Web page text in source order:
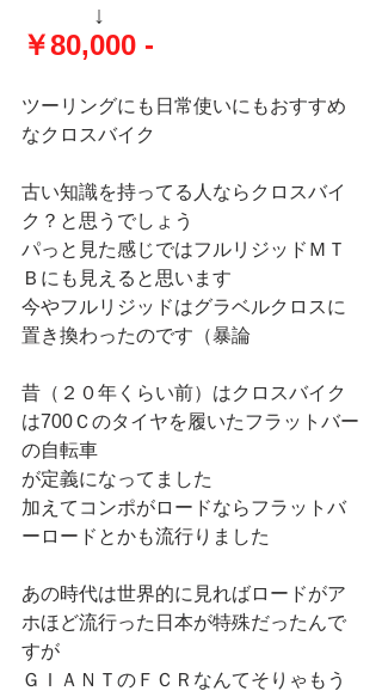
↓
￥80,000 -
ツーリングにも日常使いにもおすすめ
なクロスバイク
古い知識を持ってる人ならクロスバイ
ク？と思うでしょう
パっと見た感じではフルリジッドＭＴ
Ｂにも見えると思います
今やフルリジッドはグラベルクロスに
置き換わったのです（暴論
昔（２０年くらい前）はクロスバイク
は700Ｃのタイヤを履いたフラットバー
の自転車
が定義になってました
加えてコンポがロードならフラットバ
ーロードとかも流行りました
あの時代は世界的に見ればロードがア
ホほど流行った日本が特殊だったんで
すが
ＧＩＡＮＴのＦＣＲなんてそりゃもう